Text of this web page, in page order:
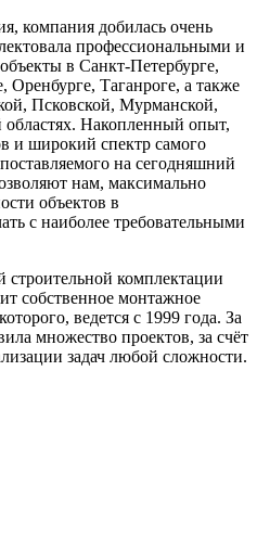
компания добилась очень
профессиональными и
в Санкт-Петербурге,
Таганроге, а также
Псковской, Мурманской,
Накопленный опыт,
и широкий спектр самого
на сегодняшний
нам, максимально
объектов в
с наиболее требовательными
комплектации
собственное монтажное
ведется с 1999 года. За
множество проектов, за счёт
задач любой сложности.